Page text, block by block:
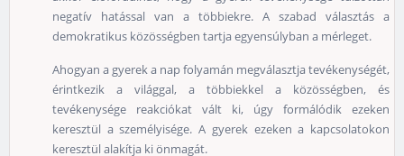
negatív hatással van a többiekre. A szabad választás a
demokratikus közösségben tartja egyensúlyban a mérleget.
Ahogyan a gyerek a nap folyamán megválasztja tevékenységét,
érintkezik a világgal, a többiekkel a közösségben, és
tevékenysége reakciókat vált ki, úgy formálódik ezeken
keresztül a személyisége. A gyerek ezeken a kapcsolatokon
keresztül alakítja ki önmagát.